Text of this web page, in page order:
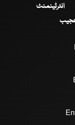
انٹرٹینمنٹ